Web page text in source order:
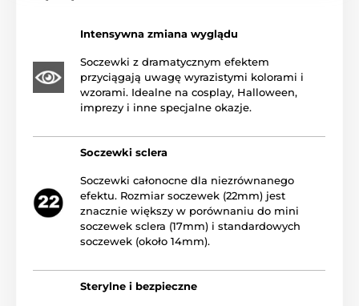
Intensywna zmiana wyglądu
Soczewki z dramatycznym efektem
przyciągają uwagę wyrazistymi kolorami i
wzorami. Idealne na cosplay, Halloween,
imprezy i inne specjalne okazje.
Soczewki sclera
Soczewki całonocne dla niezrównanego
efektu. Rozmiar soczewek (22mm) jest
znacznie większy w porównaniu do mini
soczewek sclera (17mm) i standardowych
soczewek (około 14mm).
Sterylne i bezpieczne